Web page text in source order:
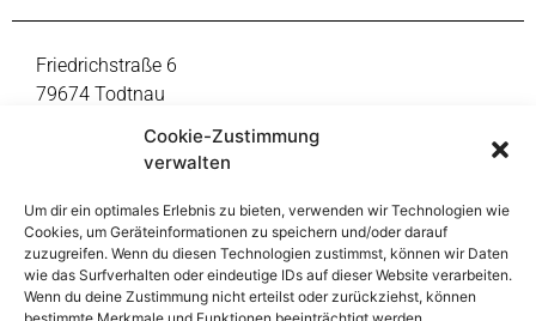
Cookie-Zustimmung
verwalten
Um dir ein optimales Erlebnis zu bieten, verwenden wir Technologien wie
Cookies, um Geräteinformationen zu speichern und/oder darauf
zuzugreifen. Wenn du diesen Technologien zustimmst, können wir Daten
wie das Surfverhalten oder eindeutige IDs auf dieser Website verarbeiten.
Wenn du deine Zustimmung nicht erteilst oder zurückziehst, können
Friedrichstraße 6
79674 Todtnau
Fon +49 7671 9999-0
mail@thoma-lay-buchler.de
Reinsburgstraße 108
70197 Stuttgart
Fon +49 711 391998-47
mail@thoma-lay-buchler.de